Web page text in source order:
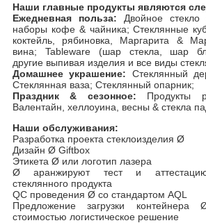
Наши главные продукты являются
Ежедневная польза: Двойное стекло
наборы кофе & чайника; Стеклянные
коктейль, рябиновка, Маргарита &
вина; Tableware (шар стекла, шар
другие выпивая изделия и все виды
Домашнее украшение: Стеклянный
Стеклянная ваза; Стеклянный опарник;
Праздник & сезонное: Продукты
Валентайн, хеллоуина, весны & стекла
Наши обслуживания:
Разработка проекта стеклоизделия Ø
Дизайн Ø Giftbox
Этикета Ø или логотип лазера
Ø аранжируют тест и аттестацию
стеклянного продукта
QC проведения Ø со стандартом AQL
Предложение загрузки
стоимостью логистическое решение